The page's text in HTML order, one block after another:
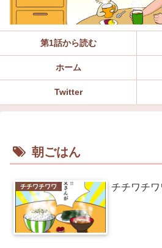
第1話から読む
ホーム
Twitter
朝ごはん
チチワチワワ チチワチ